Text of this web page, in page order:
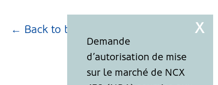
← Back to blog page